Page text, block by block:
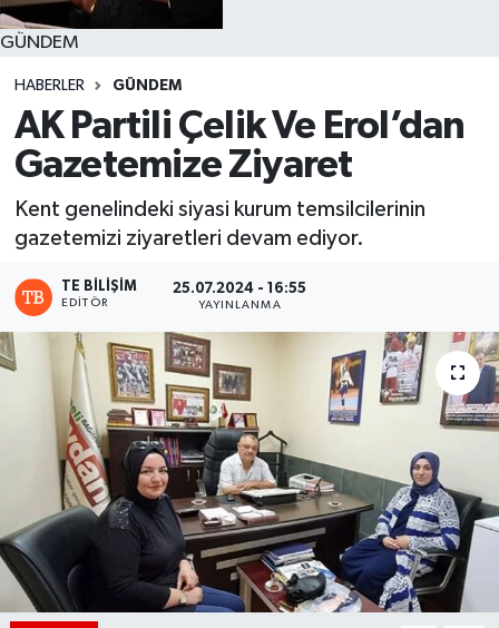
GÜNDEM
HABERLER GÜNDEM
AK Partili Çelik Ve Erol’dan
Gazetemize Ziyaret
Kent genelindeki siyasi kurum temsilcilerinin
gazetemizi ziyaretleri devam ediyor.
TE BILIŞIM
EDITÖR
25.07.2024 - 16:55
YAYINLANMA